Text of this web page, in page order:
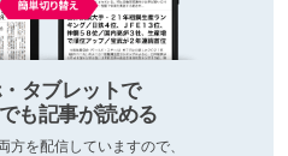
タブレットで
も記事が読める
を配信していますので、